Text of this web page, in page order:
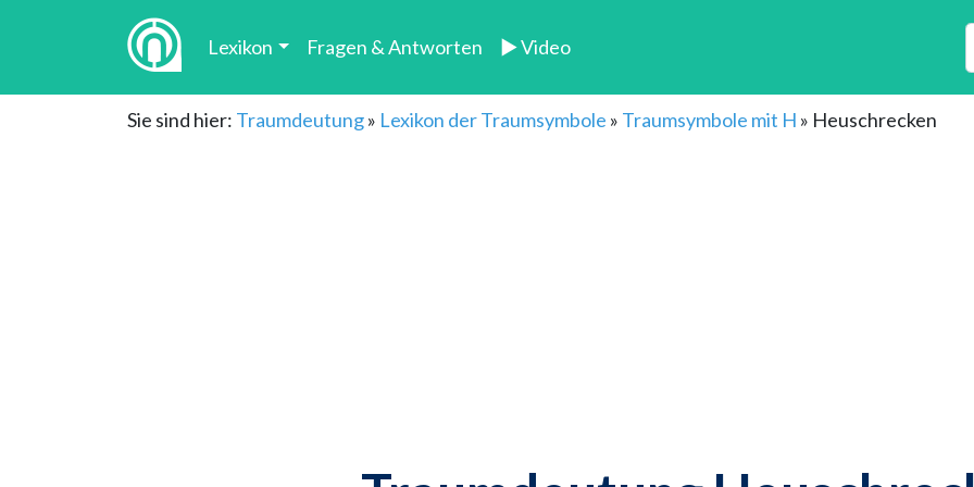
Lexikon Fragen & Antworten ► Video
Sie sind hier: Traumdeutung» Lexikon der Traumsymbole » Traumsymbole mit H » Heuschrecken